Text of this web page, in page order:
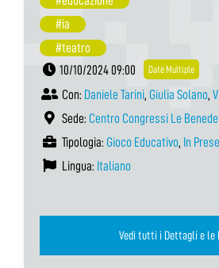
#ia
#teatro
10/10/2024 09:00
Date Multiple
Con: Daniele Tarini, Giulia Solano,
Sede: Centro Congressi Le
Tipologia: Gioco Educativo, In
Lingua: Italiano
Vedi tutti i Dettagli e le